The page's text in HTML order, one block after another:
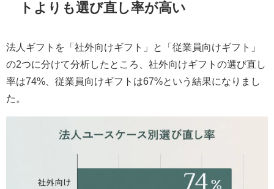
トよりも選び直し率が高い
法人ギフトを「社外向けギフト」と「従業員向けギフト」
の2つに分けて分析したところ、社外向けギフトの選び直し
率は74%、従業員向けギフトは67%という結果になりまし
た。